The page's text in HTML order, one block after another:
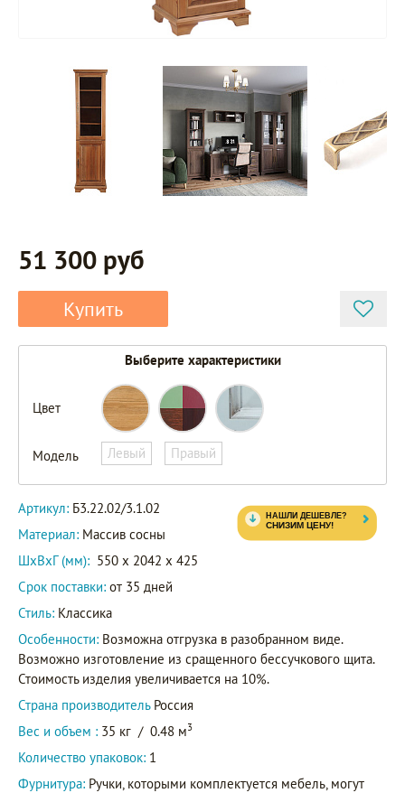
51 300 руб
Купить
Выберите характеристики
Цвет
Модель Левый
Правый
Б3.22.02
3.1.02
Артикул: Б3.22.02/3.1.02
Материал: Массив сосны
ШxВxГ (мм): 550 x 2042 x 425
Срок поставки: от 35 дней
Стиль: Классика
Особенности: Возможна отгрузка в разобранном виде.
Возможно изготовление из сращенного бессучкового щита.
Стоимость изделия увеличивается на 10%.
Страна производитель Россия
Вес и объем : 35 кг / 0.48 м3
Количество упаковок: 1
Фурнитура: Ручки, которыми комплектуется мебель, могут